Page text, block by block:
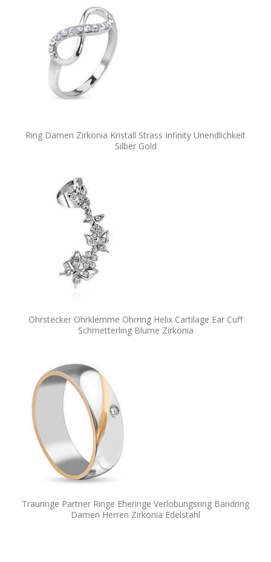
Ring Damen Zirkonia Kristall Strass Infinity Unendlichkeit
Silber Gold
Ohrstecker Ohrklemme Ohrring Helix Cartilage Ear Cuff
Schmetterling Blume Zirkonia
Trauringe Partner Ringe Eheringe Verlobungsring Bandring
Damen Herren Zirkonia Edelstahl